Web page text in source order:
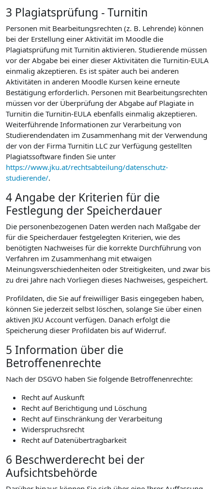
3 Plagiatsprüfung - Turnitin
Personen mit Bearbeitungsrechten (z. B. Lehrende) können
bei der Erstellung einer Aktivität im Moodle die
Plagiatsprüfung mit Turnitin aktivieren. Studierende müssen
vor der Abgabe bei einer dieser Aktivitäten die Turnitin-EULA
einmalig akzeptieren. Es ist später auch bei anderen
Aktivitäten in anderen Moodle Kursen keine erneute
Bestätigung erforderlich. Personen mit Bearbeitungsrechten
müssen vor der Überprüfung der Abgabe auf Plagiate in
Turnitin die Turnitin-EULA ebenfalls einmalig akzeptieren.
Weiterführende Informationen zur Verarbeitung von
Studierendendaten im Zusammenhang mit der Verwendung
der von der Firma Turnitin LLC zur Verfügung gestellten
Plagiatssoftware finden Sie unter
https://www.jku.at/rechtsabteilung/datenschutz-
studierende/.
4 Angabe der Kriterien für die
Festlegung der Speicherdauer
Die personenbezogenen Daten werden nach Maßgabe der
für die Speicherdauer festgelegten Kriterien, wie des
benötigten Nachweises für die korrekte Durchführung von
Verfahren im Zusammenhang mit etwaigen
Meinungsverschiedenheiten oder Streitigkeiten, und zwar bis
zu drei Jahre nach Vorliegen dieses Nachweises, gespeichert.
Profildaten, die Sie auf freiwilliger Basis eingegeben haben,
können Sie jederzeit selbst löschen, solange Sie über einen
aktiven JKU Account verfügen. Danach erfolgt die
Speicherung dieser Profildaten bis auf Widerruf.
5 Information über die
Betroffenenrechte
Nach der DSGVO haben Sie folgende Betroffenenrechte:
Recht auf Auskunft
Recht auf Berichtigung und Löschung
Recht auf Einschränkung der Verarbeitung
Widerspruchsrecht
Recht auf Datenübertragbarkeit
6 Beschwerderecht bei der
Aufsichtsbehörde